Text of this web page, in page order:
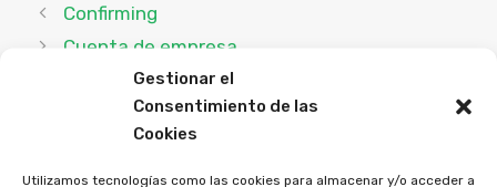
Gestionar el
Consentimiento de las
Cookies
Utilizamos tecnologías como las cookies para almacenar y/o acceder a
Confirming
Cuenta de empresa